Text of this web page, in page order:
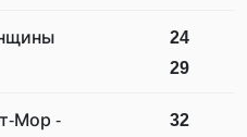
24
29
Мор -
32